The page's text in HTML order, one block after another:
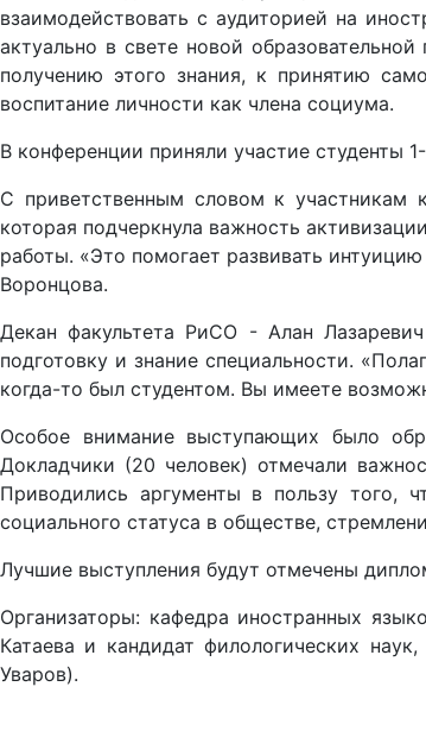
взаимодействовать с аудиторией на
актуально в свете новой
получению этого знания, к принятию
воспитание личности как члена социума.
В конференции приняли участие студенты
С приветственным словом к участникам
которая подчеркнула важность
работы. «Это помогает развивать
Воронцова.
Декан факультета РиСО - Алан
подготовку и знание специальности.
когда-то был студентом. Вы имеете
Особое внимание выступающих было
Докладчики (20 человек) отмечали
Приводились аргументы в пользу того,
социального статуса в обществе,
Лучшие выступления будут отмечены
Организаторы: кафедра иностранных
Катаева и кандидат филологических
Уваров).